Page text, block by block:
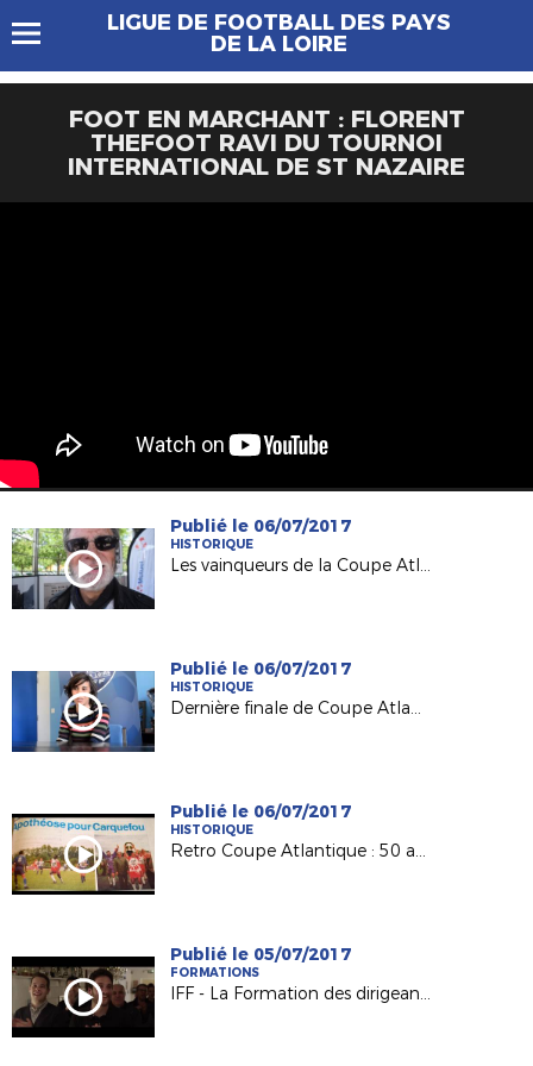
LIGUE DE FOOTBALL DES PAYS
DE LA LOIRE
FOOT EN MARCHANT : FLORENT
THEFOOT RAVI DU TOURNOI
INTERNATIONAL DE ST NAZAIRE
Publié le 06/07/2017
HISTORIQUE
Les vainqueurs de la Coupe Atlantique Féminine à l'honneur à Machecoul
Publié le 06/07/2017
HISTORIQUE
Dernière finale de Coupe Atlantique Féminine :
Publié le 06/07/2017
HISTORIQUE
Retro Coupe Atlantique : 50 ans d'histoire !
Publié le 05/07/2017
FORMATIONS
IFF - La Formation des dirigeants